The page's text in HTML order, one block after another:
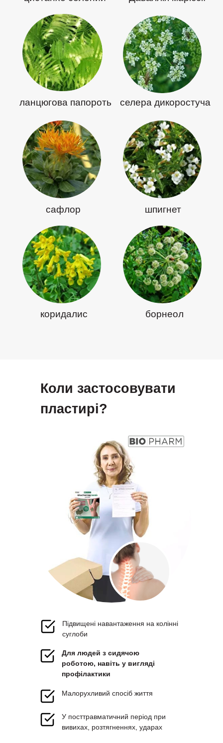
шпигнет
селера дикоростуча
сафлор
коридалис борнеол
ланцюгова папороть
Коли застосовувати
пластирі?
Підвищені навантаження на колінні
суглоби
Для людей з сидячою
роботою, навіть у вигляді
профілактики
У посттравматичний період при
вивихах, розтягненнях, ударах
Малорухливий спосіб життя